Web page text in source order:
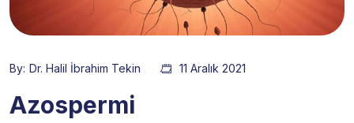
By: Dr. Halil İbrahim Tekin 11 Aralık 2021
Azospermi